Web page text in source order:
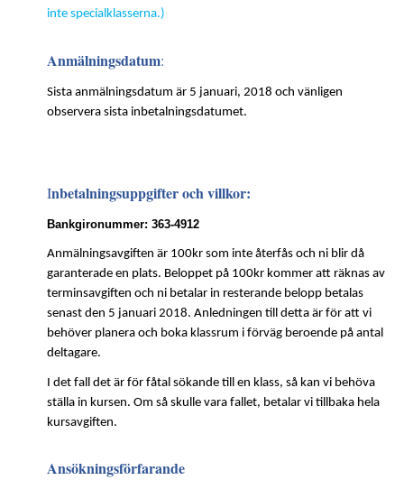
inte specialklasserna.)
Anmälningsdatum:
Sista anmälningsdatum är 5 januari, 2018 och vänligen
observera sista inbetalningsdatumet.
Inbetalningsuppgifter och villkor:
Bankgironummer: 363-4912
Anmälningsavgiften är 100kr som inte återfås och ni blir då
garanterade en plats. Beloppet på 100kr kommer att räknas av
terminsavgiften och ni betalar in resterande belopp betalas
senast den 5 januari 2018. Anledningen till detta är för att vi
behöver planera och boka klassrum i förväg beroende på antal
deltagare.
I det fall det är för fåtal sökande till en klass, så kan vi behöva
ställa in kursen. Om så skulle vara fallet, betalar vi tillbaka hela
kursavgiften.
Ansökningsförfarande